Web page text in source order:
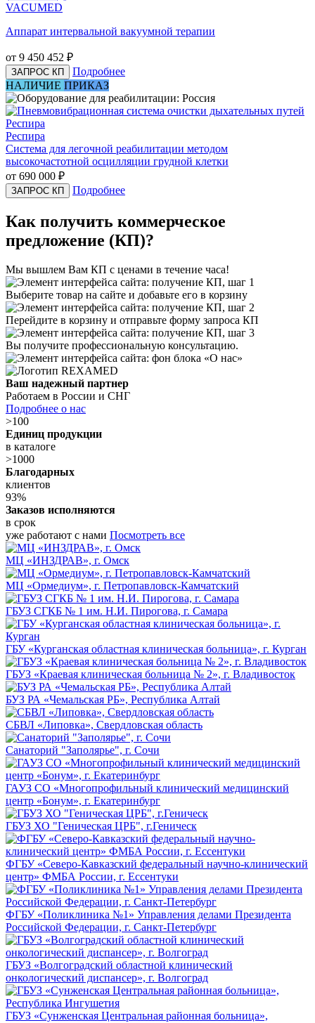
VACUMED
Аппарат интервальной вакуумной терапии
от 9 450 452 ₽
ЗАПРОС КП
Подробнее
НАЛИЧИЕ ПРИКАЗ
Респира
Система для легочной реабилитации методом
высокочастотной осцилляции грудной клетки
от 690 000 ₽
ЗАПРОС КП Подробнее
Как получить коммерческое
предложение (КП)?
Мы вышлем Вам КП с ценами в течение часа!
Выберите товар на сайте и добавьте его в корзину
Перейдите в корзину и отправьте форму запроса КП
Вы получите профессиональную консультацию.
Ваш надежный партнер
Работаем в России и СНГ
Подробнее о нас
>100
Единиц продукции
в каталоге
>1000
Благодарных
клиентов
93%
Заказов исполняются
в срок
уже работают с нами Посмотреть все
МЦ «ИНЗДРАВ», г. Омск
МЦ «Ормедиум», г. Петропавловск-Камчатский
ГБУЗ СГКБ № 1 им. Н.И. Пирогова, г. Самара
ГБУ «Курганская областная клиническая больница», г. Курган
ГБУЗ «Краевая клиническая больница № 2», г. Владивосток
БУЗ РА «Чемальская РБ», Республика Алтай
СБВЛ «Липовка», Свердловская область
Санаторий "Заполярье", г. Сочи
ГАУЗ СО «Многопрофильный клинический медицинский
центр «Бонум», г. Екатеринбург
ГБУЗ ХО "Геническая ЦРБ", г.Геническ
ФГБУ «Северо-Кавказский федеральный научно-клинический
центр» ФМБА России, г. Ессентуки
ФГБУ «Поликлиника №1» Управления делами Президента
Российской Федерации, г. Санкт-Петербург
ГБУЗ «Волгоградский областной клинический
онкологический диспансер», г. Волгоград
ГБУЗ «Сунженская Центральная районная больница»,